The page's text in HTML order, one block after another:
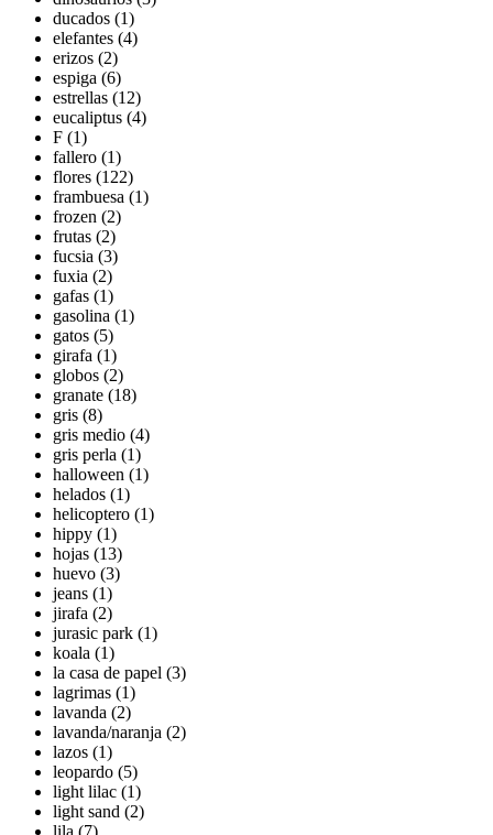
ducados (1)
elefantes (4)
erizos (2)
espiga (6)
estrellas (12)
eucaliptus (4)
F (1)
fallero (1)
flores (122)
frambuesa (1)
frozen (2)
frutas (2)
fucsia (3)
fuxia (2)
gafas (1)
gasolina (1)
gatos (5)
girafa (1)
globos (2)
granate (18)
gris (8)
gris medio (4)
gris perla (1)
halloween (1)
helados (1)
helicoptero (1)
hippy (1)
hojas (13)
huevo (3)
jeans (1)
jirafa (2)
jurasic park (1)
koala (1)
la casa de papel (3)
lagrimas (1)
lavanda (2)
lavanda/naranja (2)
lazos (1)
leopardo (5)
light lilac (1)
light sand (2)
lila (7)